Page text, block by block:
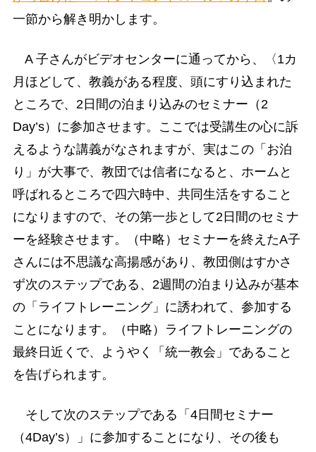
一節から解き明かします。
A 子さんがビデオセンターに通ってから、〈1カ
月ほどして、教義がある程度、頭にすり込まれた
ところで、2日間の泊まり込みのセミナー（2
Day’s）に参加させます。ここでは受講生の心に訴
えるような講義がなされますが、実はこの「お泊
り」が大事で、教団では信者になると、ホームと
呼ばれるところで四六時中、共同生活をすること
になりますので、その第一歩として2日間のセミナ
ーを経験させます。（中略）セミナーを終えたA子
さんには不思議な高揚感があり、教団側はすかさ
ず次のステップである、2週間の泊まり込みが基本
の「ライフトレーニング」に誘われて、参加する
ことになります。（中略）ライフトレーニングの
最終日近くで、ようやく「統一教会」であること
を告げられます。
そして次のステップである「4日間セミナー
（4Day’s）」に参加することになり、その後も